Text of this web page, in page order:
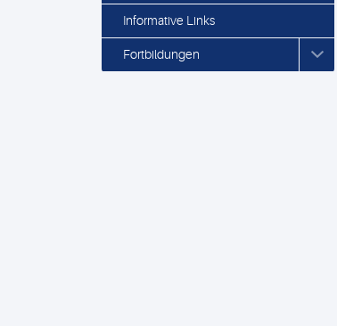
Informative Links
Fortbildungen